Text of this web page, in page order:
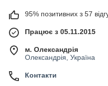
95% позитивних з 57
Працює з 05.11.2015
м. Олександрія
Олександрія, Україна
Контакти